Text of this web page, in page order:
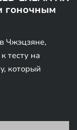
гоночным
Чжэцзяне,
тесту на
который